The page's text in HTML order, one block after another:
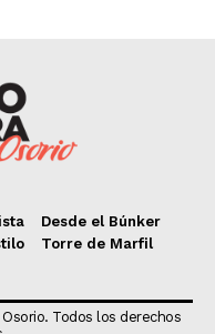
Desde el Búnker
Torre de Marfil
Todos los derechos